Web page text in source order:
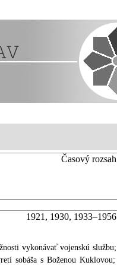
Časový rozsah
1921, 1930, 1933–1956
vykonávať vojenskú službu;
sobáša s Boženou Kuklovou;